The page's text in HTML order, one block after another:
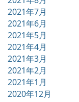
2021年7月
2021年6月
2021年5月
2021年4月
2021年3月
2021年2月
2021年1月
2020年12月